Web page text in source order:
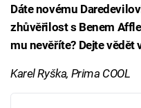
Dáte novému
zhůvěřilost s Benem
mu nevěříte? Dejte vědět
Karel Ryška, Prima COOL